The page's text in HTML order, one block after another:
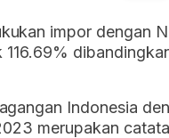
impor dengan
116.69%
Indonesia
merupakan